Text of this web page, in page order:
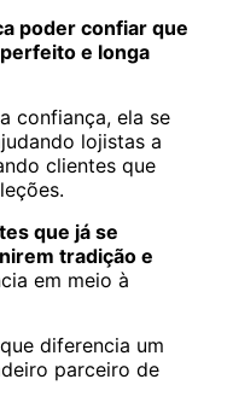
poder confiar que
e longa
confiança, ela se
lojistas a
clientes que
que já se
tradição e
em meio à
diferencia um
parceiro de